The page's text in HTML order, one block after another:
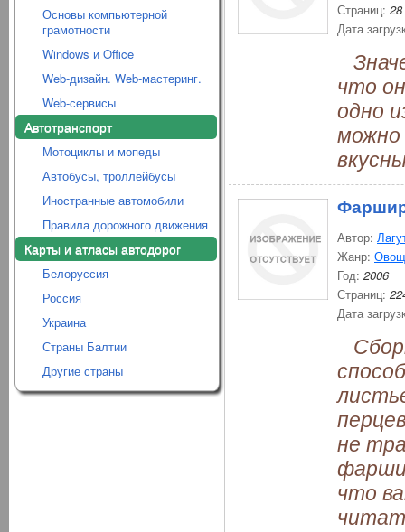
Основы компьютерной
грамотности
Windows и Office
Web-дизайн. Web-мастеринг.
Web-сервисы
Автотранспорт
Мотоциклы и мопеды
Автобусы, троллейбусы
Иностранные автомобили
Правила дорожного движения
Карты и атласы автодорог
Белоруссия
Россия
Украина
Страны Балтии
Другие страны
Страниц: 28
Дата
что
одно
можно
Автор:
Жанр:
Год: 2006
Страниц:
Дата
не
что